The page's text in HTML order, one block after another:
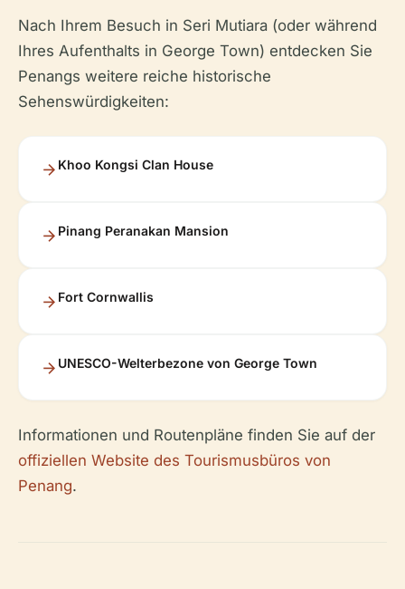
Nach Ihrem Besuch in Seri Mutiara (oder während
Ihres Aufenthalts in George Town) entdecken Sie
Penangs weitere reiche historische
Sehenswürdigkeiten:
Khoo Kongsi Clan House
Pinang Peranakan Mansion
Fort Cornwallis
UNESCO-Welterbezone von George Town
Informationen und Routenpläne finden Sie auf der
offiziellen Website des Tourismusbüros von
Penang.